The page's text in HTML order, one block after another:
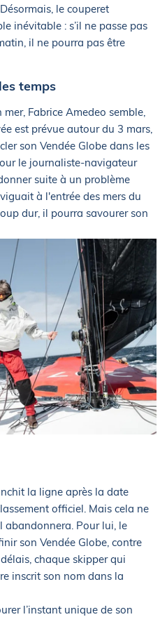
le couperet
inévitable : s’il ne passe pas
il ne pourra pas être
temps
Fabrice Amedeo semble,
est prévue autour du 3 mars,
son Vendée Globe dans les
le journaliste-navigateur
suite à un problème
à l'entrée des mers du
dur, il pourra savourer son
la ligne après la date
officiel. Mais cela ne
abandonnera. Pour lui, le
son Vendée Globe, contre
chaque skipper qui
inscrit son nom dans la
l’instant unique de son